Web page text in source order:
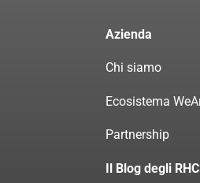
Azienda
Chi siamo
Ecosistema
Partnership
Il Blog degli